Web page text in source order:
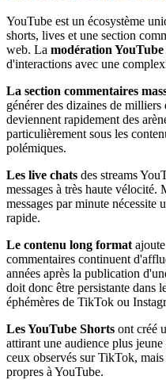
YouTube est un écosystème
shorts, lives et une section
web. La modération YouTube
d'interactions avec une
La section commentaires
générer des dizaines de milliers
deviennent rapidement des
particulièrement sous les
polémiques.
Les live chats des streams
messages à très haute
messages par minute nécessite
rapide.
Le contenu long format
commentaires continuent
années après la publication
doit donc être persistante dans
éphémères de TikTok ou
Les YouTube Shorts ont créé
attirant une audience plus
ceux observés sur TikTok,
propres à YouTube.